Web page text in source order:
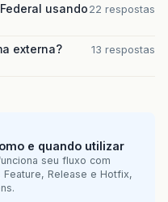
usando22 respostas
externa?
13 respostas
e quando utilizar
seu fluxo com
Release e Hotfix,